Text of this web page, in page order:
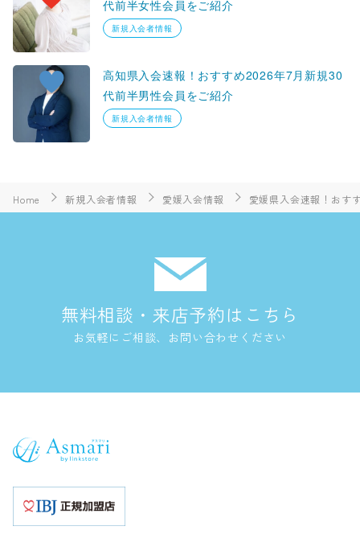
代前半女性会員をご紹介
新規入会者情報
高知県入会速報！おすすめ2026年7月新規30
代前半男性会員をご紹介
新規入会者情報
Home 新規入会者情報 愛媛入会情報 愛媛県入会速報！おす
無料相談・来店予約はこちら
お気軽にご相談、お問い合わせください